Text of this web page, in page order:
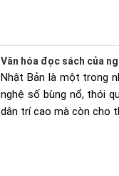
Văn hóa đọc sách của
Nhật Bản là một trong
nghệ số bùng nổ, thói
dân trí cao mà còn cho